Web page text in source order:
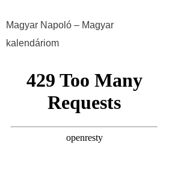
Magyar Napoló – Magyar
kalendáriom